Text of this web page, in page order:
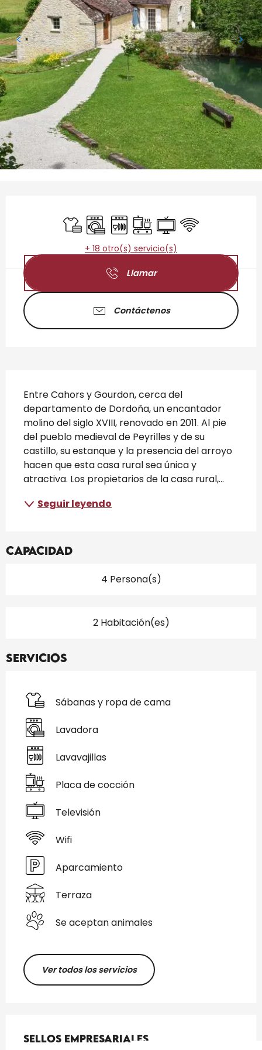
Sábanas y ropa de cama
LavadoraLavavajillas
Placa de cocción
Televisión
Wifi
+ 18 otro(s) servicio(s)
Llamar
Contáctenos
Entre Cahors y Gourdon, cerca del
departamento de Dordoña, un encantador
molino del siglo XVIII, renovado en 2011. Al pie
del pueblo medieval de Peyrilles y de su
castillo, su estanque y la presencia del arroyo
hacen que esta casa rural sea única y
atractiva. Los propietarios de la casa rural,...
Seguir leyendo
Capacidad
4 Persona(s)
2 Habitación(es)
Servicios
Sábanas y ropa de cama
Lavadora
Lavavajillas
Placa de cocción
Televisión
Wifi
Aparcamiento
Terraza
Se aceptan animales
Ver todos los servicios
Sellos empresariales
Sellos empresariales